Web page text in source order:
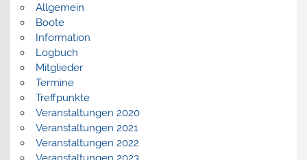
Allgemein
Boote
Information
Logbuch
Mitglieder
Termine
Treffpunkte
Veranstaltungen 2020
Veranstaltungen 2021
Veranstaltungen 2022